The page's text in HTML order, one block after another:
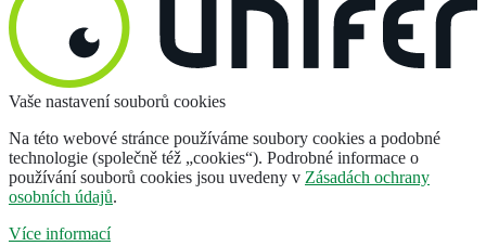
Vaše nastavení souborů cookies
Na této webové stránce používáme soubory cookies a podobné
technologie (společně též „cookies“). Podrobné informace o
používání souborů cookies jsou uvedeny v Zásadách ochrany
osobních údajů.
Více informací